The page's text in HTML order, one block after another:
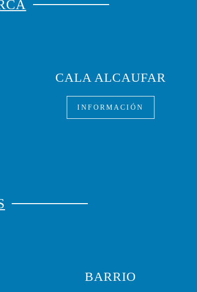
CALA ALCAUFAR
INFORMACIÓN
BARRIO